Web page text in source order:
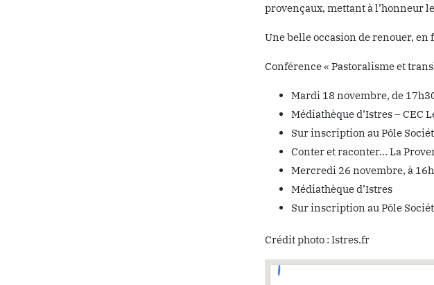
provençaux, mettant à l’honneur
Une belle occasion de renouer,
Conférence « Pastoralisme et
Mardi 18 novembre, de
Médiathèque d’Istres – CEC
Sur inscription au Pôle
Conter et raconter… La
Mercredi 26 novembre, à 16h
Médiathèque d’Istres
Sur inscription au Pôle
Crédit photo : Istres.fr